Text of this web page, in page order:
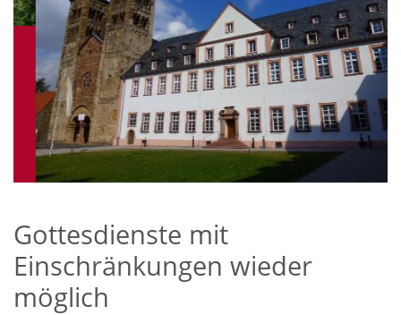
Gottesdienste mit
Einschränkungen wieder
möglich